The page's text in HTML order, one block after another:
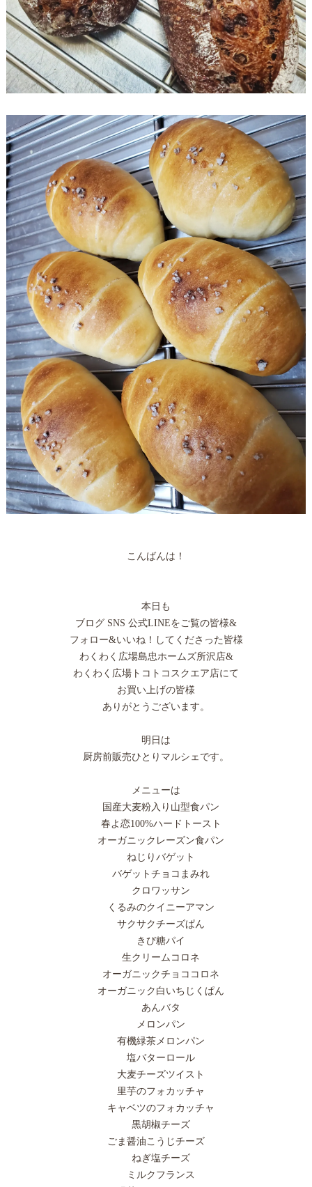
こんばんは！
本日も
ブログ SNS 公式LINEをご覧の皆様&
フォロー&いいね！してくださった皆様
わくわく広場島忠ホームズ所沢店&
わくわく広場トコトコスクエア店にて
お買い上げの皆様
ありがとうございます。
明日は
厨房前販売ひとりマルシェです。
メニューは
国産大麦粉入り山型食パン
春よ恋100%ハードトースト
オーガニックレーズン食パン
ねじりバゲット
バゲットチョコまみれ
クロワッサン
くるみのクイニーアマン
サクサクチーズぱん
きび糖パイ
生クリームコロネ
オーガニックチョココロネ
オーガニック白いちじくぱん
あんバタ
メロンパン
有機緑茶メロンパン
塩バターロール
大麦チーズツイスト
里芋のフォカッチャ
キャベツのフォカッチャ
黒胡椒チーズ
ごま醤油こうじチーズ
ねぎ塩チーズ
ミルクフランス